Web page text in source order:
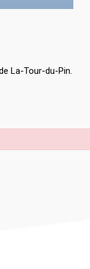
La-Tour-du-Pin.